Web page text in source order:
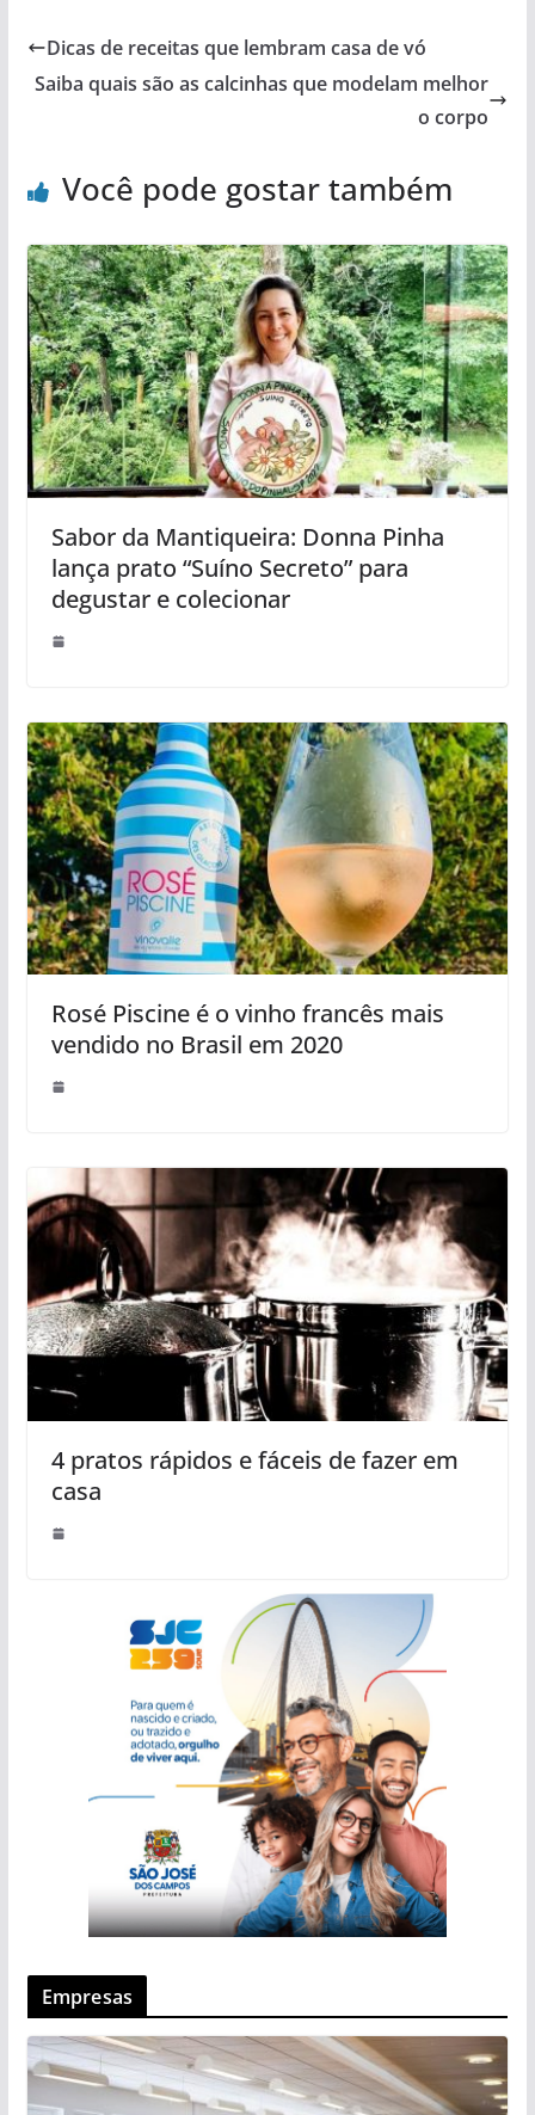
Dicas de receitas que lembram casa de vó
Saiba quais são as calcinhas que modelam melhor
o corpo
Você pode gostar também
Sabor da Mantiqueira: Donna Pinha
lança prato “Suíno Secreto” para
degustar e colecionar
Rosé Piscine é o vinho francês mais
vendido no Brasil em 2020
4 pratos rápidos e fáceis de fazer em
casa
Empresas